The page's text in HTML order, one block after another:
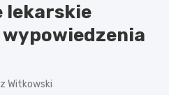
lekarskie
wypowiedzenia
Witkowski